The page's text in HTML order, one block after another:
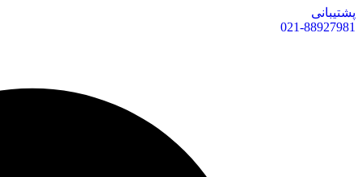
پشتیبانی
021-88927981